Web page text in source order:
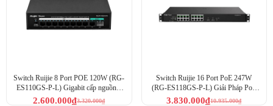
Switch Ruijie 8 Port POE 120W (RG-
ES110GS-P-L) Gigabit cấp nguồn 8
camera3.320.000₫
2.600.000₫
Switch Ruijie 16 Port PoE 247W
(RG-ES118GS-P-L) Giải Pháp PoE
Cho Camera & Wifi
10.935.000₫
3.830.000₫